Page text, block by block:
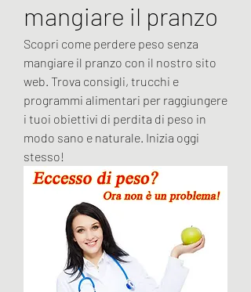
mangiare il pranzo
Scopri come perdere peso senza
mangiare il pranzo con il nostro sito
web. Trova consigli, trucchi e
programmi alimentari per raggiungere
i tuoi obiettivi di perdita di peso in
modo sano e naturale. Inizia oggi
stesso!